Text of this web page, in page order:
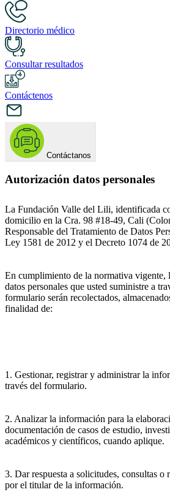
Directorio médico
Consultar resultados
Contáctenos
Contáctanos
Autorización datos personales
La Fundación Valle del Lili, identificada
domicilio en la Cra. 98 #18-49, Cali
Responsable del Tratamiento de Datos
Ley 1581 de 2012 y el Decreto 1074 de
En cumplimiento de la normativa vigente,
datos personales que usted suministre a
formulario serán recolectados,
finalidad de:
1. Gestionar, registrar y administrar la
través del formulario.
2. Analizar la información para la
documentación de casos de estudio,
académicos y científicos, cuando aplique.
3. Dar respuesta a solicitudes, consultas o
por el titular de la información.